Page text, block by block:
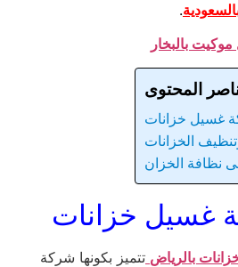
.
بالبخار
المحتوى
غسيل خزانات
الخزانات
نظافة الخزان
غسيل خزانات
بالرياض تتميز بكونها شركة